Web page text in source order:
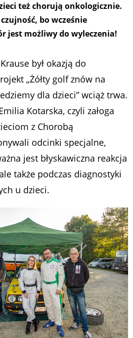
też chorują onkologicznie.
bo wcześnie
jest możliwy do wyleczenia!
był okazją do
„Żółty golf znów na
dla dzieci” wciąż trwa.
Kotarska, czyli załoga
z Chorobą
odcinki specjalne,
jest błyskawiczna reakcja
także podczas diagnostyki
u dzieci.